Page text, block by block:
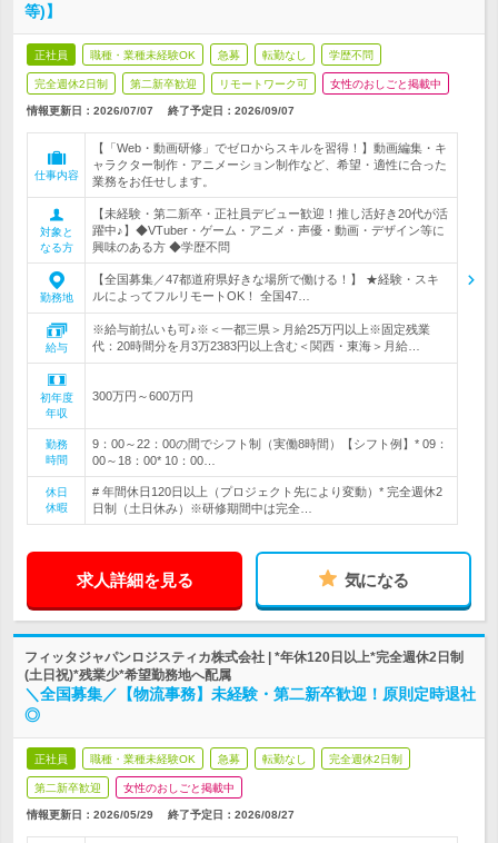
等)】
正社員 職種・業種未経験OK 急募 転勤なし 学歴不問
完全週休2日制 第二新卒歓迎 リモートワーク可 女性のおしごと掲載中
情報更新日：2026/07/07 終了予定日： 2026/09/07
仕事内容
【「Web・動画研修」でゼロからスキルを習得！】動画編集・キ
ャラクター制作・アニメーション制作など、希望・適性に合った
業務をお任せします。
対象と
なる方
【未経験・第二新卒・正社員デビュー歓迎！推し活好き20代が活
躍中♪】◆VTuber・ゲーム・アニメ・声優・動画・デザイン等に
興味のある方 ◆学歴不問
勤務地
【全国募集／47都道府県好きな場所で働ける！】 ★経験・スキ
ルによってフルリモートOK！ 全国47…
給与
※給与前払いも可♪※＜一都三県＞月給25万円以上※固定残業
代：20時間分を月3万2383円以上含む＜関西・東海＞月給…
初年度
年収
300万円～600万円
勤務
時間
9：00～22：00の間でシフト制（実働8時間）【シフト例】* 09：
00～18：00* 10：00…
休日
休暇
# 年間休日120日以上（プロジェクト先により変動）* 完全週休2
日制（土日休み）※研修期間中は完全…
求人詳細を見る 気になる
フィッタジャパンロジスティカ株式会社 | *年休120日以上*完全週休2日制
(土日祝)*残業少*希望勤務地へ配属
＼全国募集／【物流事務】未経験・第二新卒歓迎！原則定時退社
◎
正社員 職種・業種未経験OK 急募 転勤なし 完全週休2日制
第二新卒歓迎 女性のおしごと掲載中
情報更新日：2026/05/29 終了予定日： 2026/08/27